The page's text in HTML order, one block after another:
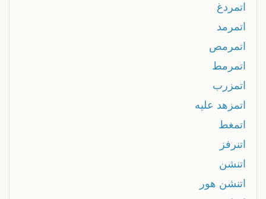
اتمردغ
اتمرمد
اتمرمص
اتمرمط
اتمزرب
اتمزهد عليه
اتمغط
اتنرفز
اتنشن
اتنشن هور